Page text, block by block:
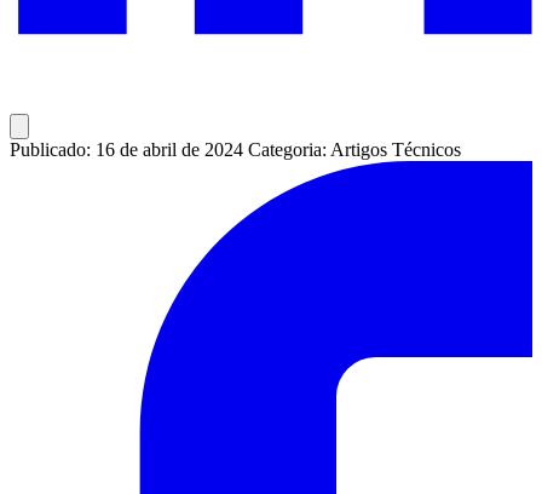
Publicado: 16 de abril de 2024 Categoria: Artigos Técnicos